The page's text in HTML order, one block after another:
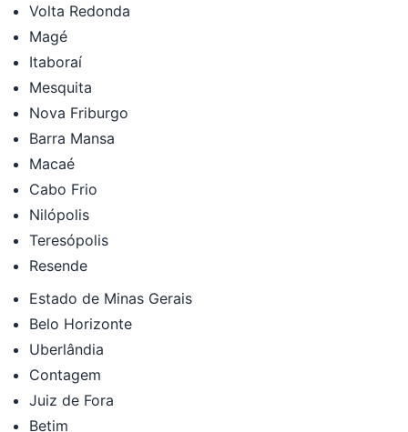
Volta Redonda
Magé
Itaboraí
Mesquita
Nova Friburgo
Barra Mansa
Macaé
Cabo Frio
Nilópolis
Teresópolis
Resende
Estado de Minas Gerais
Belo Horizonte
Uberlândia
Contagem
Juiz de Fora
Betim